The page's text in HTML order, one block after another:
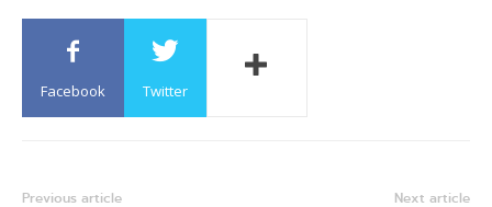
Facebook Twitter
Previous article Next article